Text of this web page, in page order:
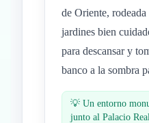
de Oriente,
jardines bien
para descansar y
banco a la sombra
💡 Un entorno
junto al Palacio